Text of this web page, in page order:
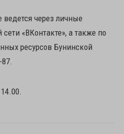
ведется через личные
«ВКонтакте», а также по
ресурсов Бунинской